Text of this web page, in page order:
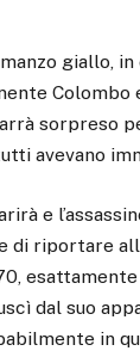
giallo,
sorpreso
avevano
e
di riportare
dal suo
in